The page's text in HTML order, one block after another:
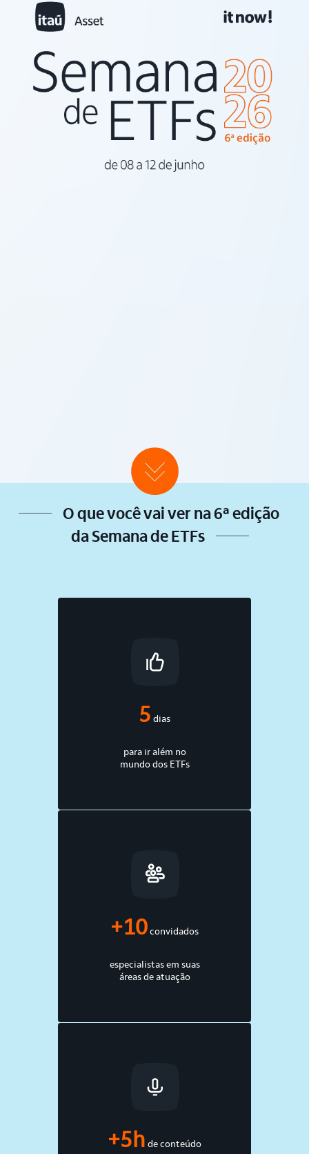
O que você vai ver na 6ª edição
daSemana de ETFs
5 dias
para ir além no
mundo dos ETFs
+10 convidados
especialistas em suas
áreas de atuação
+5h de conteúdo